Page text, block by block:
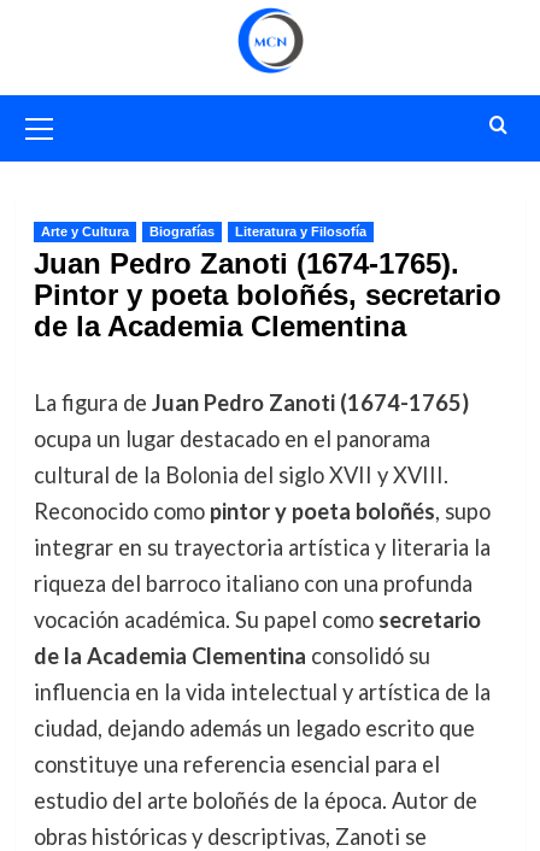
primario
Arte y Cultura Biografías Literatura y Filosofía
Juan Pedro Zanoti (1674-1765).
Pintor y poeta boloñés, secretario
de la Academia Clementina
La figura de Juan Pedro Zanoti (1674-1765)
ocupa un lugar destacado en el panorama
cultural de la Bolonia del siglo XVII y XVIII.
Reconocido como pintor y poeta boloñés, supo
integrar en su trayectoria artística y literaria la
riqueza del barroco italiano con una profunda
vocación académica. Su papel como secretario
de la Academia Clementina consolidó su
influencia en la vida intelectual y artística de la
ciudad, dejando además un legado escrito que
constituye una referencia esencial para el
estudio del arte boloñés de la época. Autor de
obras históricas y descriptivas, Zanoti se